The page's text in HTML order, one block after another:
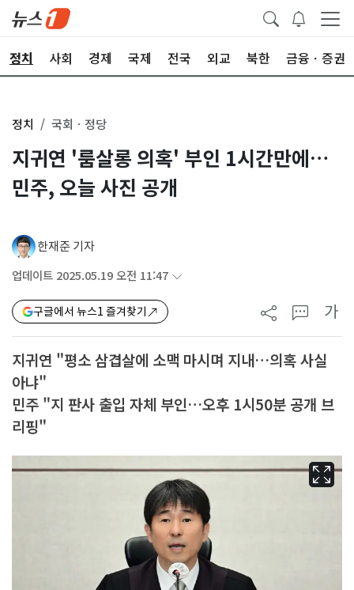
정치 사회 경제 국제 전국 외교 북한 금융ㆍ증권
정치 국회ㆍ정당
지귀연 '룸살롱 의혹' 부인 1시간만에…
민주, 오늘 사진 공개
한재준 기자
업데이트 2025.05.19 오전 11:47
구글에서 뉴스1 즐겨찾기 가
지귀연 "평소 삼겹살에 소맥 마시며 지내…의혹 사실
아냐"
민주 "지 판사 출입 자체 부인…오후 1시50분 공개 브
리핑"